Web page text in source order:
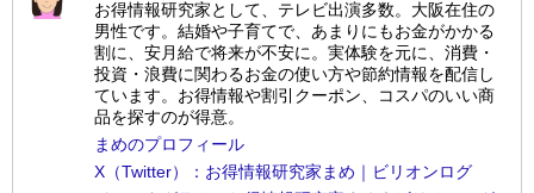
お得情報研究家として、テレビ出演多数。大阪在住の
男性です。結婚や子育てで、あまりにもお金がかかる
割に、安月給で将来が不安に。実体験を元に、消費・
投資・浪費に関わるお金の使い方や節約情報を配信し
ています。お得情報や割引クーポン、コスパのいい商
品を探すのが得意。
まめのプロフィール
X（Twitter）：お得情報研究家まめ｜ビリオンログ